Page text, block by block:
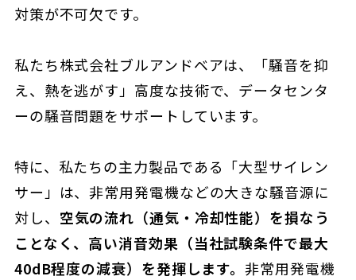
対策が不可欠です。
私たち株式会社ブルアンドベアは、「騒音を抑
え、熱を逃がす」高度な技術で、データセンタ
ーの騒音問題をサポートしています。
特に、私たちの主力製品である「大型サイレン
サー」は、非常用発電機などの大きな騒音源に
対し、 空気の流れ（通気・冷却性能）を損なう
ことなく、高い消音効果（当社試験条件で最大
40dB程度の減衰）を発揮します。非常用発電機